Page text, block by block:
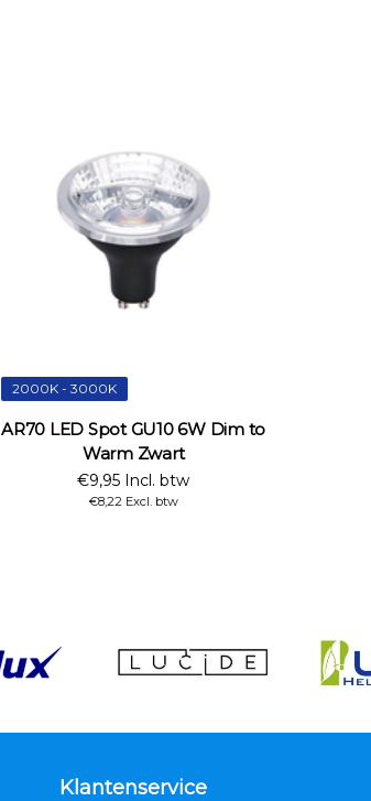
2000K - 3000K
AR70 LED Spot GU10 6W Dim to
Warm Zwart
€9,95 Incl. btw
€8,22 Excl. btw
Klantenservice